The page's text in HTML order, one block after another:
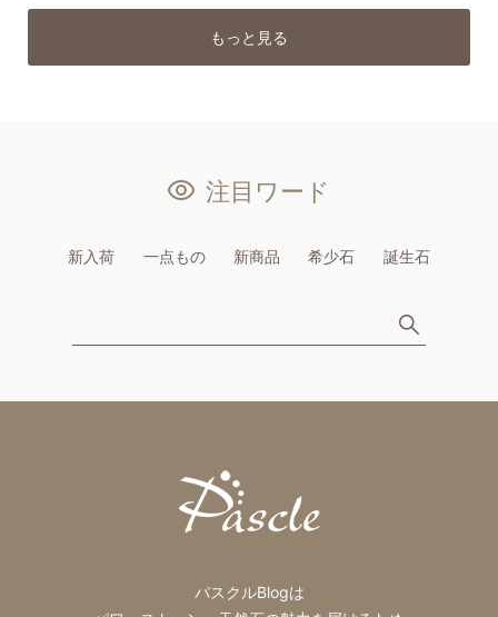
もっと見る
注目ワード
新入荷 一点もの 新商品 希少石 誕生石
パスクルBlogは